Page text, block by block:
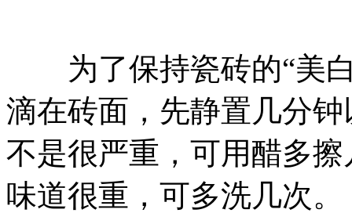
为了保持瓷砖的“美白
滴在砖面，先静置几分
不是很严重，可用醋多
味道很重，可多洗几次。